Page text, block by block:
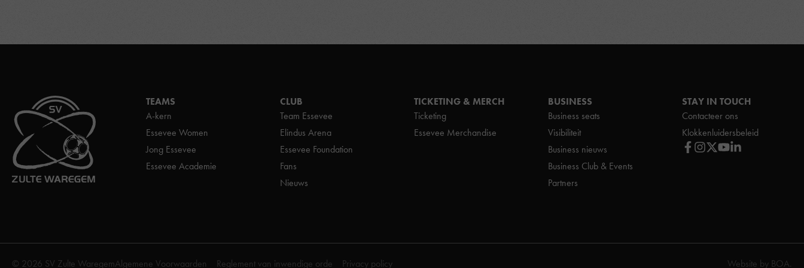
TEAMS
A-kern
Essevee Women
Jong Essevee
Essevee Academie
CLUB
Team Essevee
Elindus Arena
Essevee Foundation
Fans
Nieuws
TICKETING & MERCH
Ticketing
Essevee Merchandise
BUSINESS
Business seats
Visibiliteit
Business nieuws
Business Club & Events
Partners
STAY IN TOUCH
Contacteer ons
Klokkenluidersbeleid
© 2026 SV Zulte WaregemAlgemene Voorwaarden Reglement van inwendige orde Privacy policy Website by BOA.